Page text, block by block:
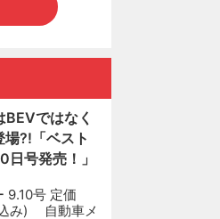
BEVではなく
場?!「ベスト
日号発売！」
9.10号 定価
み) 自動車メ